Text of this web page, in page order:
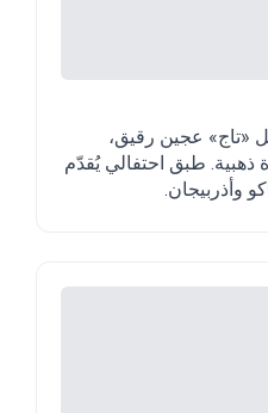
«تاج» عجين رقيق،
ذهبية. طبق احتفالي يُقدّم
وأذربيجان.